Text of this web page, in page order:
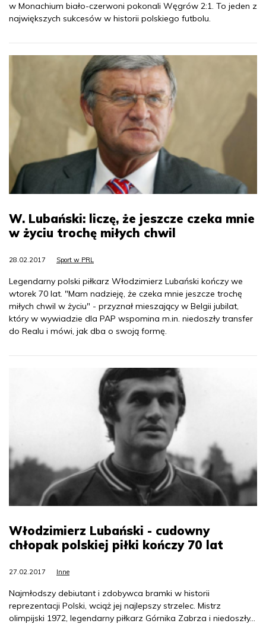
w Monachium biało-czerwoni pokonali Węgrów 2:1. To jeden z
największych sukcesów w historii polskiego futbolu.
W. Lubański: liczę, że jeszcze czeka mnie
w życiu trochę miłych chwil
28.02.2017 Sport w PRL
Legendarny polski piłkarz Włodzimierz Lubański kończy we
wtorek 70 lat. "Mam nadzieję, że czeka mnie jeszcze trochę
miłych chwil w życiu" - przyznał mieszający w Belgii jubilat,
który w wywiadzie dla PAP wspomina m.in. niedoszły transfer
do Realu i mówi, jak dba o swoją formę.
Włodzimierz Lubański - cudowny
chłopak polskiej piłki kończy 70 lat
27.02.2017 Inne
Najmłodszy debiutant i zdobywca bramki w historii
reprezentacji Polski, wciąż jej najlepszy strzelec. Mistrz
olimpijski 1972, legendarny piłkarz Górnika Zabrza i niedoszły...